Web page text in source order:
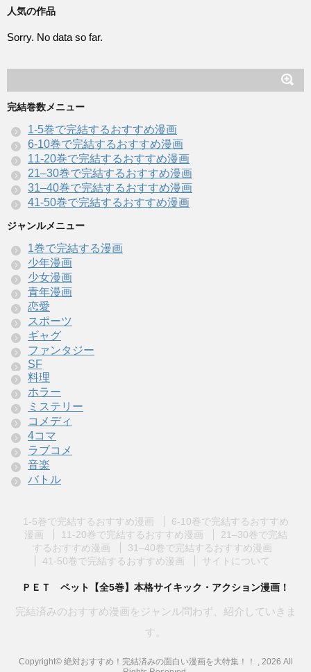
人気の作品
Sorry. No data so far.
完結巻数メニュー
1-5巻で完結するおすすめ漫画
6-10巻で完結するおすすめ漫画
11-20巻で完結するおすすめ漫画
21–30巻で完結するおすすめ漫画
31–40巻で完結するおすすめ漫画
41-50巻で完結するおすすめ漫画
ジャンルメニュー
1巻で完結する漫画
少年漫画
少女漫画
青年漫画
恋愛
スポーツ
ギャグ
ファンタジー
SF
料理
ホラー
ミステリー
コメディ
4コマ
ラブコメ
音楽
バトル
1-5巻で完結するおすすめ漫画
6-10巻で完結するおすすめ
漫画
11-20巻で完結するおすすめ漫画
21–30巻で完結
するおすすめ漫画
31–40巻で完結するおすすめ漫画
41-50巻で完結するおすすめ漫画
サイトについて
ＰＥＴ ペット【全5巻】本格サイキック・アクション漫画！
完結済みのおすすめ漫画をジャンル問わず、紹介していきま
す。
Copyright© 絶対おすすめ！完結済みの面白い漫画を大特集！！ , 2026 All